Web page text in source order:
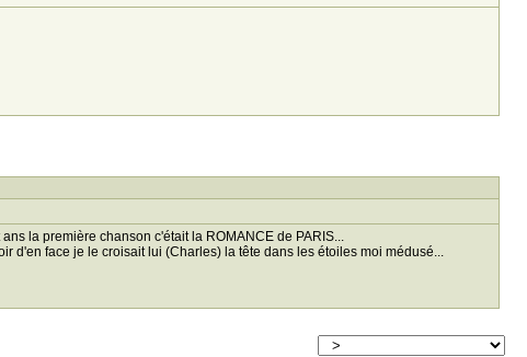
la première chanson c'était la ROMANCE de PARIS...
d'en face je le croisait lui (Charles) la tête dans les étoiles moi médusé...